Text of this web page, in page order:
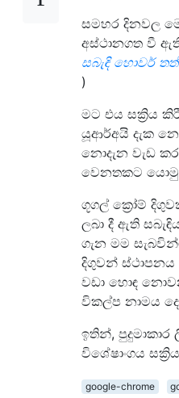
සමහර දිනවල
අස්ථානගත වී
සබැඳි හොවර්
)
මට එය සක්‍රිය
යූආර්අයි දැක
නොදැන වැඩ
වෙනතකට යොමු
ගූගල් ක්‍රෝම්
ලබා දී ඇති
ගැන මම
දිගුවන්
වඩා හොඳ
විකල්ප නාමය
ඉතින්,
විශේෂාංගය
google-chrome